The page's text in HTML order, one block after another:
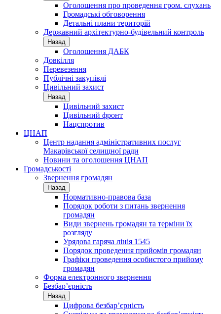
Оголошення про проведення гром. слухань
Громадські обговорення
Детальні плани територій
Державний архітектурно-будівельний контроль
Назад
Оголошення ДАБК
Довкілля
Перевезення
Публічні закупівлі
Цивільний захист
Назад
Цивільний захист
Цивільний фронт
Нацспротив
ЦНАП
Центр надання адміністративних послуг
Макарівської селищної ради
Новини та оголошення ЦНАП
Громадськості
Звернення громадян
Назад
Нормативно-правова база
Порядок роботи з питань звернення
громадян
Види звернень громадян та терміни їх
розгляду
Урядова гаряча лінія 1545
Порядок проведення прийомів громадян
Графіки проведення особистого прийому
громадян
Форма електронного звернення
Безбар’єрність
Назад
Цифрова безбар’єрність